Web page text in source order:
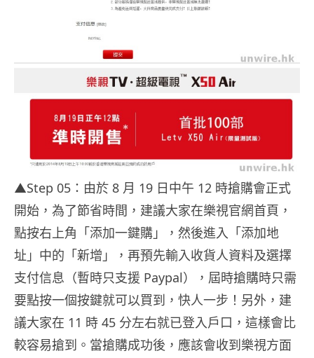
▲Step 05：由於 8 月 19 日中午 12 時搶購會正式
開始，為了節省時間，建議大家在樂視官網首頁，
點按右上角「添加一鍵購」，然後進入「添加地
址」中的「新增」，再預先輸入收貨人資料及選擇
支付信息（暫時只支援 Paypal），屆時搶購時只需
要點按一個按鍵就可以買到，快人一步！另外，建
議大家在 11 時 45 分左右就已登入戶口，這樣會比
較容易搶到。當搶購成功後，應該會收到樂視方面